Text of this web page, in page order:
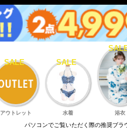
アウトレット 水着 浴衣
パソコンでご覧いただく際の推奨ブラ